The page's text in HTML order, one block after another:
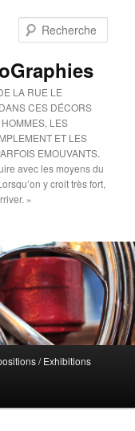
LA RUE LE
CES DÉCORS
LES
ET LES
EMOUVANTS.
avec les moyens du
y croit très fort,
»
/ Exhibitions